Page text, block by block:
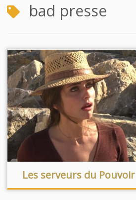
bad presse
Les serveurs du Pouvoir